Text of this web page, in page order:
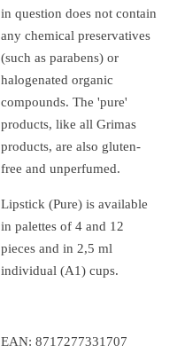
in question does not contain
any chemical preservatives
(such as parabens) or
halogenated organic
compounds. The 'pure'
products, like all Grimas
products, are also gluten-
free and unperfumed.
Lipstick (Pure) is available
in palettes of 4 and 12
pieces and in 2,5 ml
individual (A1) cups.
EAN: 8717277331707